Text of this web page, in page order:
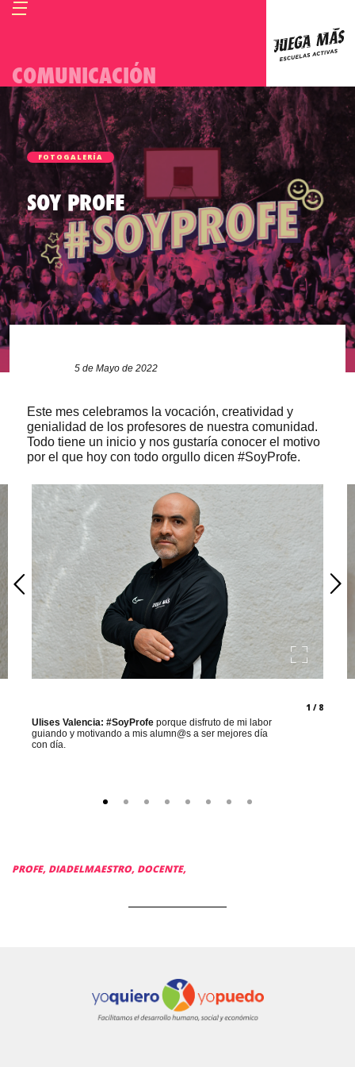
COMUNICACIÓN
FOTOGALERÍA
SOY PROFE
5 de Mayo de 2022
Este mes celebramos la vocación, creatividad y
genialidad de los profesores de nuestra comunidad.
Todo tiene un inicio y nos gustaría conocer el motivo
por el que hoy con todo orgullo dicen #SoyProfe.
Ulises Valencia: #SoyProfe porque disfruto de mi labor
guiando y motivando a mis alumn@s a ser mejores día
con día.
1 / 8
PROFE, DIADELMAESTRO, DOCENTE,